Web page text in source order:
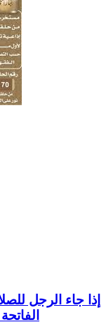
إذا جاء الرجل